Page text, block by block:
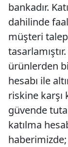
bankadır.
dahilinde
müşteri
ürünlerden
hesabı ile
riskine
güvende
katılma
haberimizde;